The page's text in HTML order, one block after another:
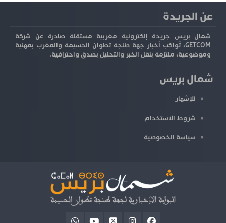
عن الجريدة
شمال بريس جريدة إلكترونية مغربية مستقلة صادرة عن شركة
GETCOM، تُواكب أخبار جهة طنجة تطوان الحسيمة والمغرب بمهنية
وموضوعية، ملتزمة بنقل الخبر والتحليل بصدق واحترافية.
شمال بريس
للإشهار
شروط الاستخدام
سياسة الخصوصية